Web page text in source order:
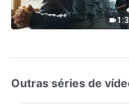
Outras séries de